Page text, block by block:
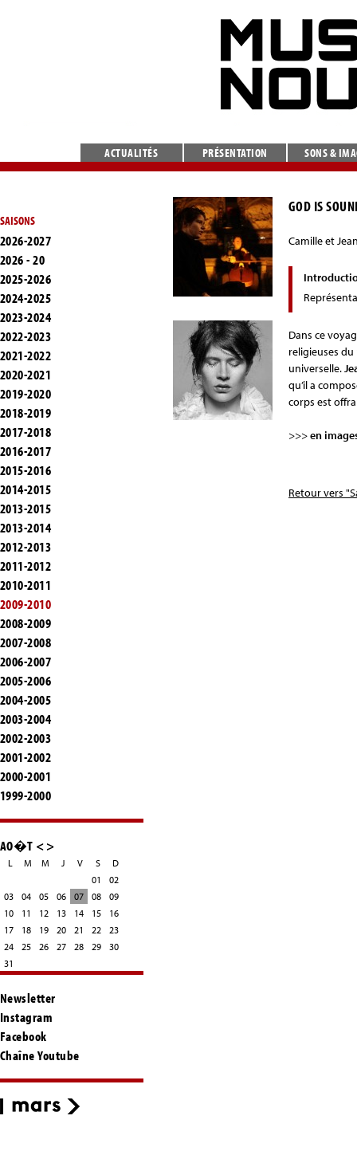
ACTUALITÉS PRÉSENTATION SONS &
SAISONS
2026-2027
2026 - 20
2025-2026
2024-2025
2023-2024
2022-2023
2021-2022
2020-2021
2019-2020
2018-2019
2017-2018
2016-2017
2015-2016
2014-2015
2013-2015
2013-2014
2012-2013
2011-2012
2010-2011
2009-2010
2008-2009
2007-2008
2006-2007
2005-2006
2004-2005
2003-2004
2002-2003
2001-2002
2000-2001
1999-2000
AO�T <>
L M M J V S
D
01
02
03
04 05 06 07 08
09
10
11 12 13 14 15
16
17
18 19 20 21 22
23
24
25 26 27 28 29
30
31
Newsletter
Instagram
Facebook
Chaîne Youtube
GOD IS
Camille et
Dans ce
religieuses
universelle.
qu’il a
corps est
>>>en
Retour vers